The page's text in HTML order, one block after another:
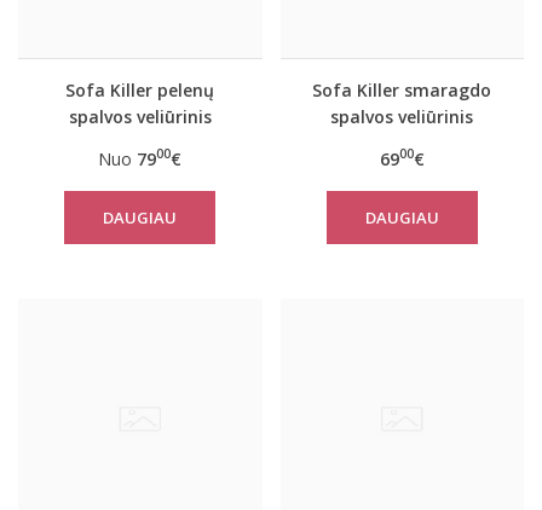
Sofa Killer pelenų
spalvos veliūrinis
Nuo 7900€
DAUGIAU
Sofa Killer smaragdo
spalvos veliūrinis
6900€
DAUGIAU